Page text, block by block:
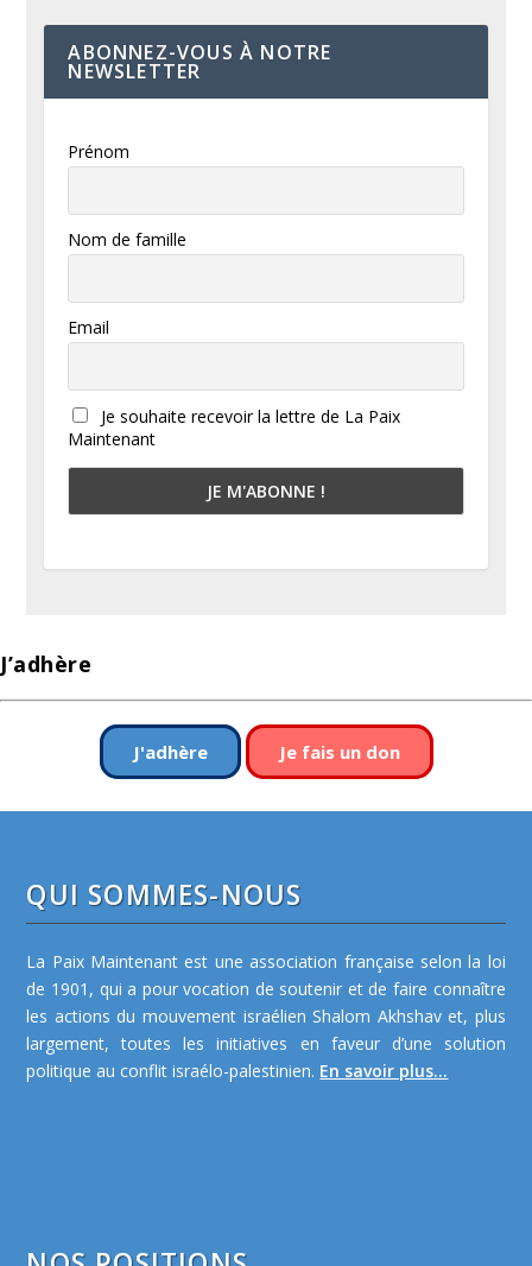
ABONNEZ-VOUS À NOTRE
NEWSLETTER
Prénom
Nom de famille
Email
Je souhaite recevoir la lettre de La Paix
Maintenant
J’adhère
J'adhère Je fais un don
QUI SOMMES-NOUS
La Paix Maintenant est une association française selon la loi
de 1901, qui a pour vocation de soutenir et de faire connaître
les actions du mouvement israélien Shalom Akhshav et, plus
largement, toutes les initiatives en faveur d’une solution
politique au conflit israélo-palestinien. En savoir plus...